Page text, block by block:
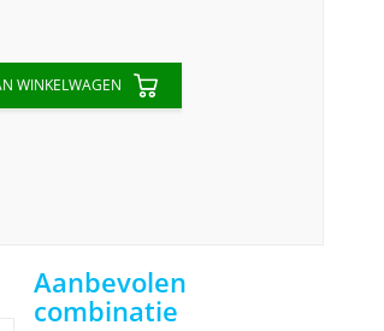
WINKELWAGEN
Aanbevolen
combinatie